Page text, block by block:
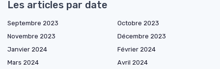
Les articles par date
Septembre 2023
Octobre 2023
Novembre 2023
Décembre 2023
Janvier 2024
Février 2024
Mars 2024
Avril 2024